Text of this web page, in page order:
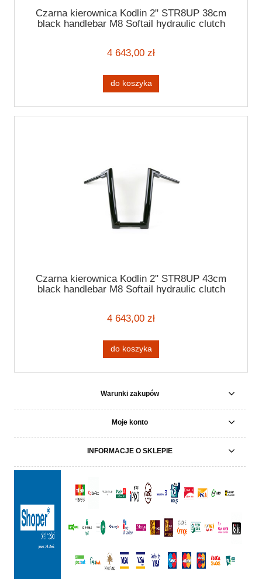
Czarna kierownica Kodlin 2" STR8UP 38cm
black handlebar M8 Softail hydraulic clutch
4 643,00 zł
do koszyka
Czarna kierownica Kodlin 2" STR8UP 43cm
black handlebar M8 Softail hydraulic clutch
4 643,00 zł
do koszyka
Warunki zakupów
Moje konto
INFORMACJE O SKLEPIE